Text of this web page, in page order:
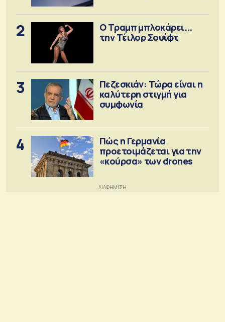
2
Ο Τραμπ μπλοκάρει...
την Τέιλορ Σουίφτ
3
Πεζεσκιάν: Τώρα είναι η
καλύτερη στιγμή για
συμφωνία
4
Πώς η Γερμανία
προετοιμάζεται για την
«κούρσα» των drones